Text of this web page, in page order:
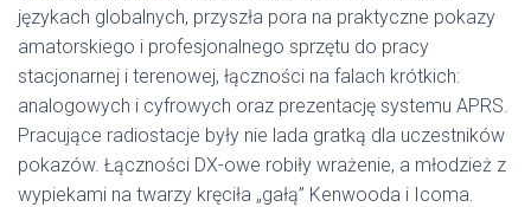
językach globalnych, przyszła pora na praktyczne pokazy
amatorskiego i profesjonalnego sprzętu do pracy
stacjonarnej i terenowej, łączności na falach krótkich:
analogowych i cyfrowych oraz prezentację systemu APRS.
Pracujące radiostacje były nie lada gratką dla uczestników
pokazów. Łączności DX-owe robiły wrażenie, a młodzież z
wypiekami na twarzy kręciła „gałą” Kenwooda i Icoma.